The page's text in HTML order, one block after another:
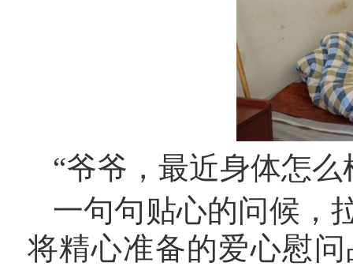
“爷爷，最近身体怎
一句句贴心的问候，
将精心准备的爱心慰